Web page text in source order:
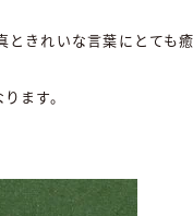
きれいな言葉にとても
ます。